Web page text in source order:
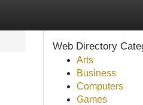
Web Directory
Arts
Business
Computers
Games